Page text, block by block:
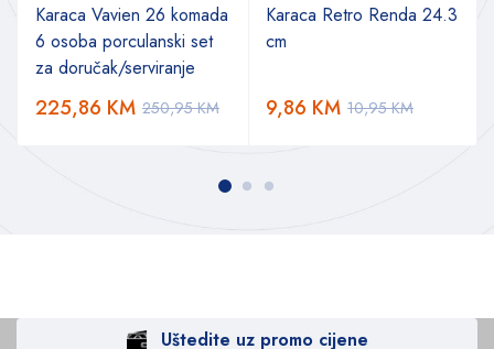
Karaca Vavien 26 komada
6 osoba porculanski set
za doručak/serviranje
250,95KM
225,86 KM
Karaca Retro Renda 24.3
cm
10,95KM
9,86 KM
Uštedite uz promo cijene